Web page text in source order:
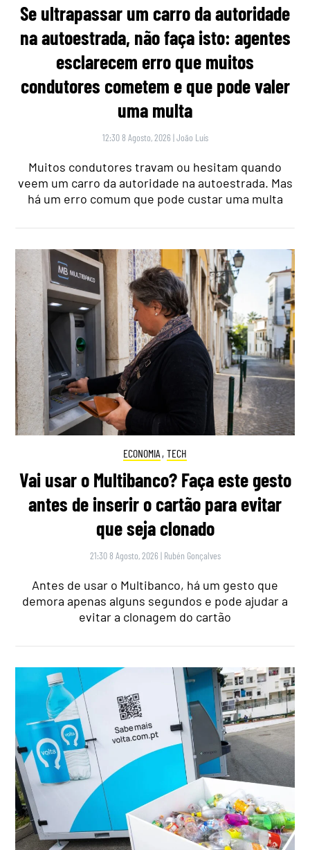
Se ultrapassar um carro da autoridade
na autoestrada, não faça isto: agentes
esclarecem erro que muitos
condutores cometem e que pode valer
uma multa
12:30 8 Agosto, 2026 |João Luís
Muitos condutores travam ou hesitam quando
veem um carro da autoridade na autoestrada. Mas
há um erro comum que pode custar uma multa
ECONOMIA , TECH
Vai usar o Multibanco? Faça este gesto
antes de inserir o cartão para evitar
que seja clonado
21:30 8 Agosto, 2026 | Rubén Gonçalves
Antes de usar o Multibanco, há um gesto que
demora apenas alguns segundos e pode ajudar a
evitar a clonagem do cartão